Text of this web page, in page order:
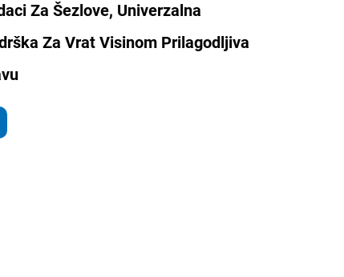
Za Šezlove, Univerzalna
Za Vrat Visinom Prilagodljiva